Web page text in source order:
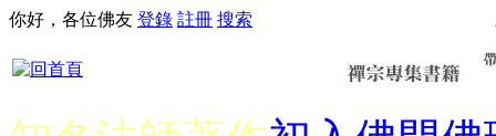
你好，各位佛友 登錄 註冊 搜索